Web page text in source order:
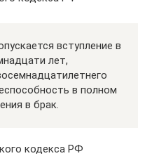
вступление в
лет,
в полном
в брак.
кодекса РФ